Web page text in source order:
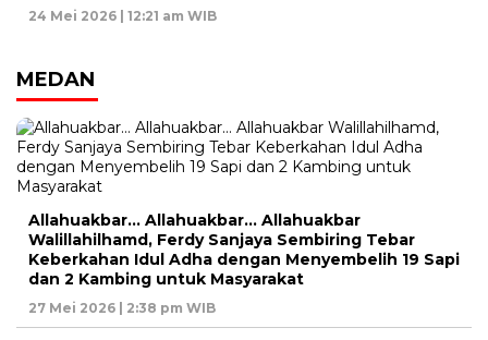
24 Mei 2026 | 12:21 am WIB
MEDAN
Allahuakbar… Allahuakbar… Allahuakbar
Walillahilhamd, Ferdy Sanjaya Sembiring Tebar
Keberkahan Idul Adha dengan Menyembelih 19 Sapi
dan 2 Kambing untuk Masyarakat
27 Mei 2026 | 2:38 pm WIB